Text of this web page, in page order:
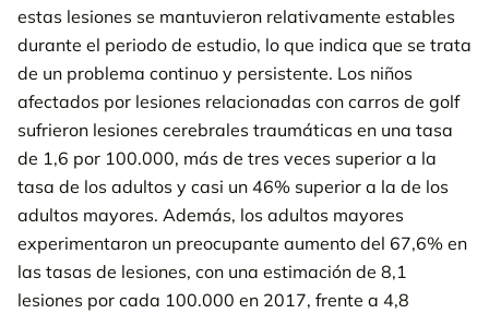
estas lesiones se mantuvieron relativamente estables
durante el periodo de estudio, lo que indica que se trata
de un problema continuo y persistente. Los niños
afectados por lesiones relacionadas con carros de golf
sufrieron lesiones cerebrales traumáticas en una tasa
de 1,6 por 100.000, más de tres veces superior a la
tasa de los adultos y casi un 46% superior a la de los
adultos mayores. Además, los adultos mayores
experimentaron un preocupante aumento del 67,6% en
las tasas de lesiones, con una estimación de 8,1
lesiones por cada 100.000 en 2017, frente a 4,8